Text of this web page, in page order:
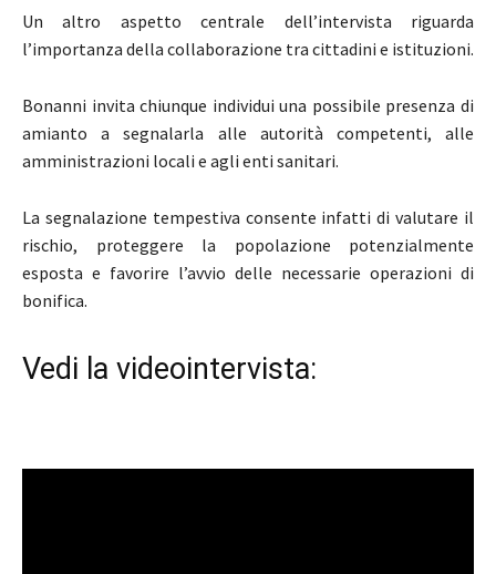
Un altro aspetto centrale dell’intervista riguarda
l’importanza della collaborazione tra cittadini e istituzioni.
Bonanni invita chiunque individui una possibile presenza di
amianto a segnalarla alle autorità competenti, alle
amministrazioni locali e agli enti sanitari.
La segnalazione tempestiva consente infatti di valutare il
rischio, proteggere la popolazione potenzialmente
esposta e favorire l’avvio delle necessarie operazioni di
bonifica.
Vedi la videointervista: